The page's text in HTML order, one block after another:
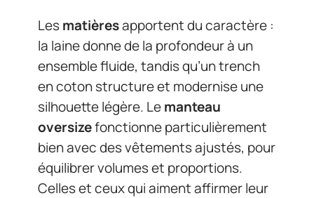
Lesmatièresapportent du caractère :
la laine donne de la profondeur à un
ensemble fluide, tandis qu’un trench
en coton structure et modernise une
silhouette légère. Lemanteau
oversizefonctionne particulièrement
bien avec des vêtements ajustés, pour
équilibrer volumes et proportions.
Celles et ceux qui aiment affirmer leur